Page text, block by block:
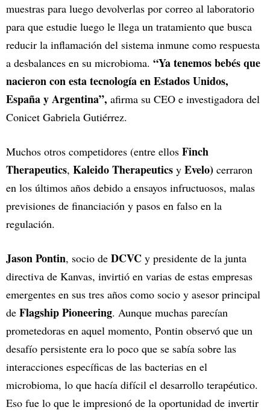
muestras para luego devolverlas por correo al laboratorio
para que estudie luego le llega un tratamiento que busca
reducir la inflamación del sistema inmune como respuesta
a desbalances en su microbioma. “Ya tenemos bebés que
nacieron con esta tecnología en Estados Unidos,
España y Argentina”, afirma su CEO e investigadora del
Conicet Gabriela Gutiérrez.
Muchos otros competidores (entre ellos Finch
Therapeutics, Kaleido Therapeutics y Evelo) cerraron
en los últimos años debido a ensayos infructuosos, malas
previsiones de financiación y pasos en falso en la
regulación.
Jason Pontin, socio de DCVC y presidente de la junta
directiva de Kanvas, invirtió en varias de estas empresas
emergentes en sus tres años como socio y asesor principal
de Flagship Pioneering. Aunque muchas parecían
prometedoras en aquel momento, Pontin observó que un
desafío persistente era lo poco que se sabía sobre las
interacciones específicas de las bacterias en el
microbioma, lo que hacía difícil el desarrollo terapéutico.
Eso fue lo que le impresionó de la oportunidad de invertir